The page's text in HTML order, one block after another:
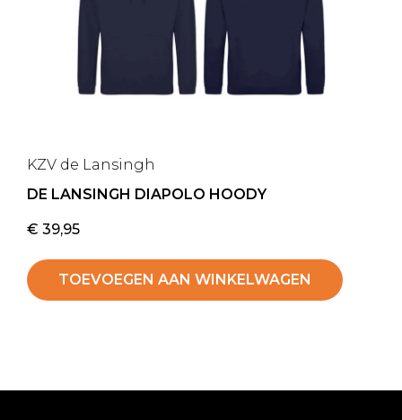
KZV de Lansingh
DE LANSINGH DIAPOLO HOODY
€ 39,95
TOEVOEGEN AAN WINKELWAGEN